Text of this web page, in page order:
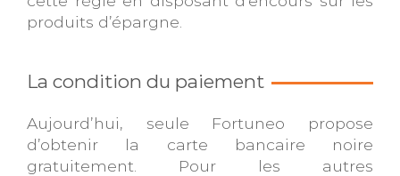
produits d’épargne.
La condition du paiement
Aujourd’hui, seule Fortuneo propose
d’obtenir la carte bancaire noire
gratuitement. Pour les autres